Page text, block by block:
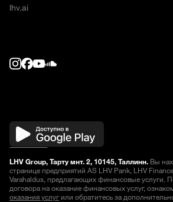
lhv.ai
LHV Group, Тарту мнт. 2, 10145, Таллинн. Вы
странице предприятий AS LHV Pank, LHV
Varahaldus, предлагающих финансовые услуги.
договора на оказание финансовых услуг,
оказания услугили обратитесь за